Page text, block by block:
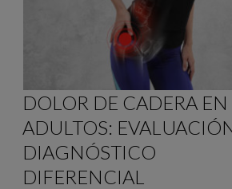
DOLOR DE CADERA EN
ADULTOS:
DIAGNÓSTICO
DIFERENCIAL